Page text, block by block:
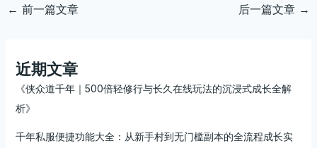
← 前一篇文章 后一篇文章 →
近期文章
《侠众道千年｜500倍轻修行与长久在线玩法的沉浸式成长全解
析》
千年私服便捷功能大全：从新手村到无门槛副本的全流程成长实